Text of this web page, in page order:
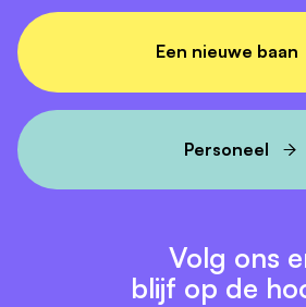
Een nieuwe baan
Personeel
Volg ons
blijf op de